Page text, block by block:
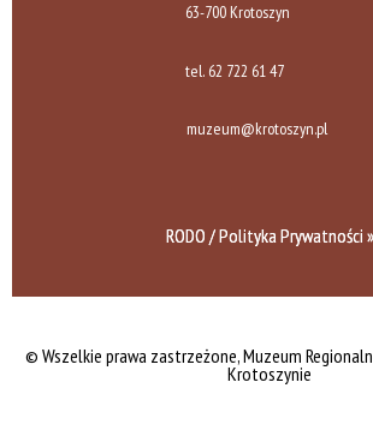
63-700 Krotoszyn
tel. 62 722 61 47
muzeum@krotoszyn.pl
RODO / Polityka Prywatności »
© Wszelkie prawa zastrzeżone,Muzeum
Krotoszynie